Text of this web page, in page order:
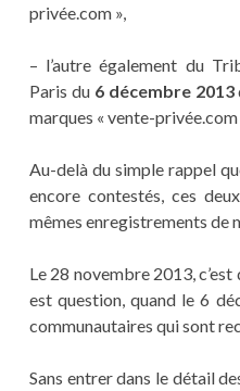
privée.com »,
– l’autre également du
Paris du 6 décembre 2013
marques « vente-privée.com
Au-delà du simple rappel
encore contestés, ces
mêmes enregistrements de
Le 28 novembre 2013,
est question, quand le 6
communautaires qui sont
Sans entrer dans le détail